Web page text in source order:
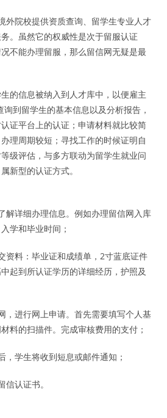
外院校提供资质查询、留学生专业人才
。虽然它的权威性是次于留服认证
不能办理留服，那么留信网无疑是最
的信息被纳入到人才库中，以便雇主
到留学生的基本信息以及分析报告，
证平台上的认证；申请材料就比较简
理周期较短；寻找工作的时候证明自
级评估，与多方联动为留学生就业问
新型的认证方式。
解详细办理信息。例如办理留信网入库
学和毕业时间；
资料：毕业证和成绩单，2寸蓝底证件
起到所认证学历的详细经历，护照及
，进行网上申请。首先需要填写个人基
料的扫描件。完成审核费用的支付；
，学生将收到短息或邮件通知；
认证书。